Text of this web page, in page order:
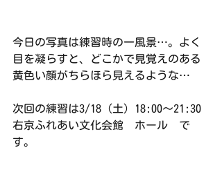
今日の写真は練習時の一風景…。よく
目を凝らすと、どこかで見覚えのある
黄色い顔がちらほら見えるような…
次回の練習は3/18（土）18:00〜21:30
右京ふれあい文化会館　ホール　で
す。